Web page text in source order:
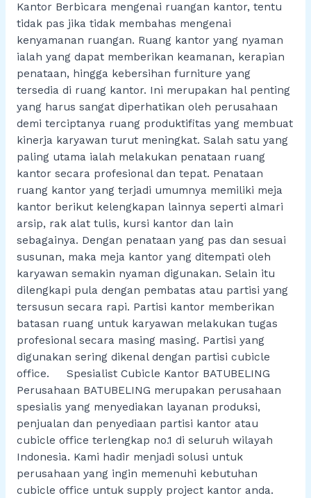
Kantor Berbicara mengenai ruangan kantor, tentu
tidak pas jika tidak membahas mengenai
kenyamanan ruangan. Ruang kantor yang nyaman
ialah yang dapat memberikan keamanan, kerapian
penataan, hingga kebersihan furniture yang
tersedia di ruang kantor. Ini merupakan hal penting
yang harus sangat diperhatikan oleh perusahaan
demi terciptanya ruang produktifitas yang membuat
kinerja karyawan turut meningkat. Salah satu yang
paling utama ialah melakukan penataan ruang
kantor secara profesional dan tepat. Penataan
ruang kantor yang terjadi umumnya memiliki meja
kantor berikut kelengkapan lainnya seperti almari
arsip, rak alat tulis, kursi kantor dan lain
sebagainya. Dengan penataan yang pas dan sesuai
susunan, maka meja kantor yang ditempati oleh
karyawan semakin nyaman digunakan. Selain itu
dilengkapi pula dengan pembatas atau partisi yang
tersusun secara rapi. Partisi kantor memberikan
batasan ruang untuk karyawan melakukan tugas
profesional secara masing masing. Partisi yang
digunakan sering dikenal dengan partisi cubicle
office. Spesialist Cubicle Kantor BATUBELING
Perusahaan BATUBELING merupakan perusahaan
spesialis yang menyediakan layanan produksi,
penjualan dan penyediaan partisi kantor atau
cubicle office terlengkap no.1 di seluruh wilayah
Indonesia. Kami hadir menjadi solusi untuk
perusahaan yang ingin memenuhi kebutuhan
cubicle office untuk supply project kantor anda.